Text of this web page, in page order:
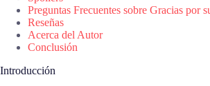
Preguntas Frecuentes sobre Gracias por
Reseñas
Acerca del Autor
Conclusión
Introducción